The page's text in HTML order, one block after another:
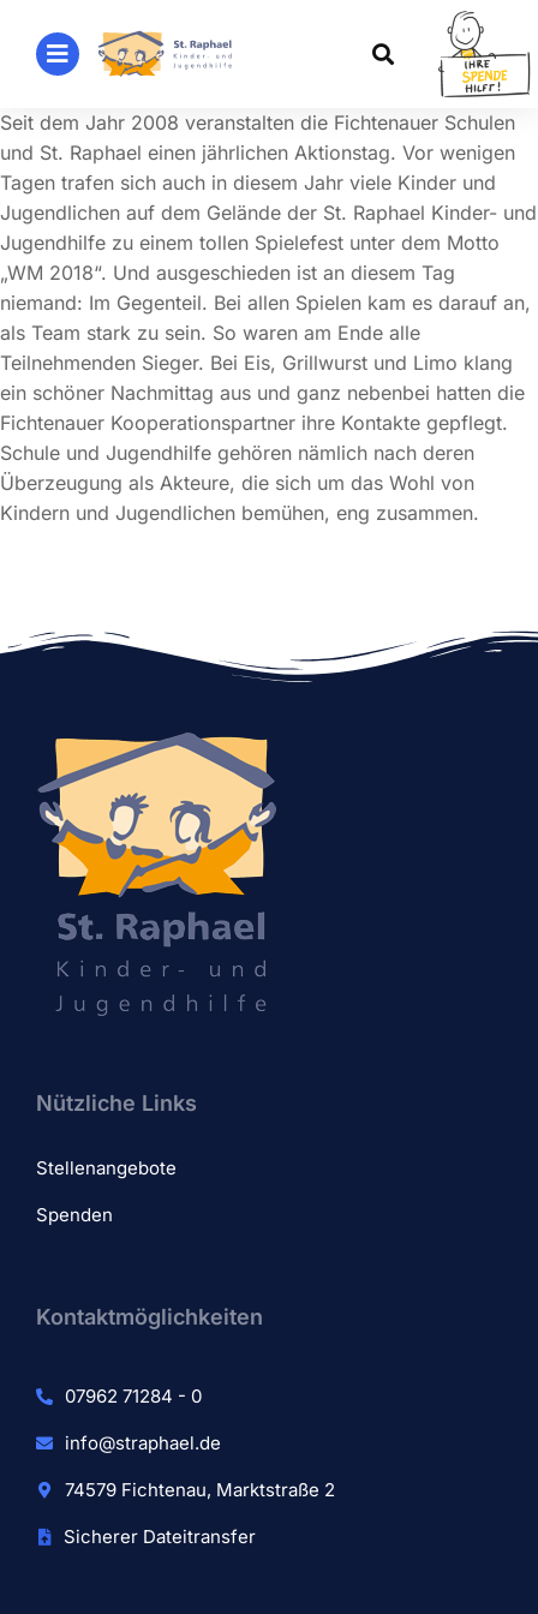
Seit dem Jahr 2008 veranstalten die Fichtenauer Schulen
und St. Raphael einen jährlichen Aktionstag. Vor wenigen
Tagen trafen sich auch in diesem Jahr viele Kinder und
Jugendlichen auf dem Gelände der St. Raphael Kinder- und
Jugendhilfe zu einem tollen Spielefest unter dem Motto
„WM 2018“. Und ausgeschieden ist an diesem Tag
niemand: Im Gegenteil. Bei allen Spielen kam es darauf an,
als Team stark zu sein. So waren am Ende alle
Teilnehmenden Sieger. Bei Eis, Grillwurst und Limo klang
ein schöner Nachmittag aus und ganz nebenbei hatten die
Fichtenauer Kooperationspartner ihre Kontakte gepflegt.
Schule und Jugendhilfe gehören nämlich nach deren
Überzeugung als Akteure, die sich um das Wohl von
Kindern und Jugendlichen bemühen, eng zusammen.
Nützliche Links
Stellenangebote
Spenden
Kontaktmöglichkeiten
07962 71284 - 0
info@straphael.de
74579 Fichtenau, Marktstraße 2
Sicherer Dateitransfer